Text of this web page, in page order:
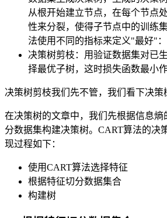
从根开始建立节点，在每个节点
性来分裂，使得子节点中的训练
法使用不同的指标来定义"最好"：
决策树剪枝：用验证数据集对已
择最优子树，这时损失函数最小
决策树剪枝我们先不管，我们看下决策
在决策树的文章中，我们先根据信息熵
分数据集构建决策树。CART算法的决
现过程如下：
使用CART算法选择特征
根据特征切分数据集合
构建树